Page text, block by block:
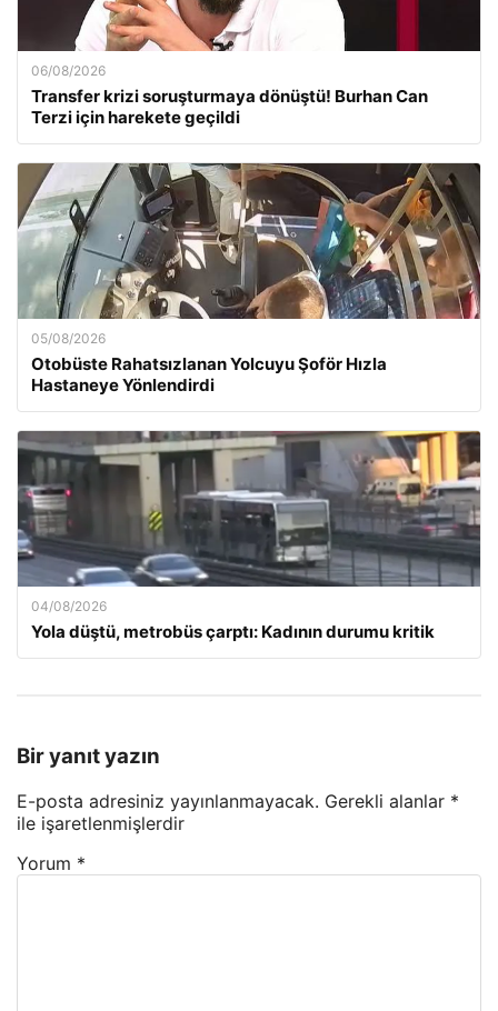
06/08/2026
Transfer krizi soruşturmaya dönüştü! Burhan Can
Terzi için harekete geçildi
05/08/2026
Otobüste Rahatsızlanan Yolcuyu Şoför Hızla
Hastaneye Yönlendirdi
04/08/2026
Yola düştü, metrobüs çarptı: Kadının durumu kritik
Bir yanıt yazın
E-posta adresiniz yayınlanmayacak. Gerekli alanlar *
ile işaretlenmişlerdir
Yorum *